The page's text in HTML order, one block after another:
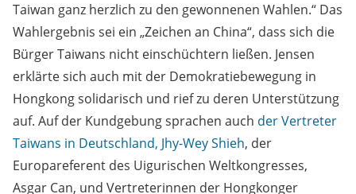
Taiwan ganz herzlich zu den gewonnenen Wahlen.“ Das
Wahlergebnis sei ein „Zeichen an China“, dass sich die
Bürger Taiwans nicht einschüchtern ließen. Jensen
erklärte sich auch mit der Demokratiebewegung in
Hongkong solidarisch und rief zu deren Unterstützung
auf. Auf der Kundgebung sprachen auch der Vertreter
Taiwans in Deutschland, Jhy-Wey Shieh, der
Europareferent des Uigurischen Weltkongresses,
Asgar Can, und Vertreterinnen der Hongkonger